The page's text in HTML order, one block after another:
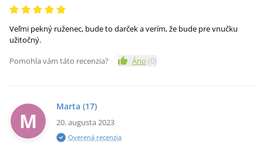
Veľmi pekný ruženec, bude to darček a verím, že bude pre vnučku
užitočný.
Pomohla vám táto recenzia?
Áno (0)
M
Marta (17)
20. augusta 2023
Overená recenzia